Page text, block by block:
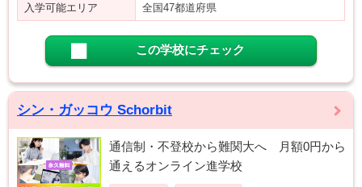
入学可能エリア 全国47都道府県
この学校にチェック
シン・ガッコウ Schorbit
通信制・不登校から難関大へ 月額0円から
通えるオンライン進学校